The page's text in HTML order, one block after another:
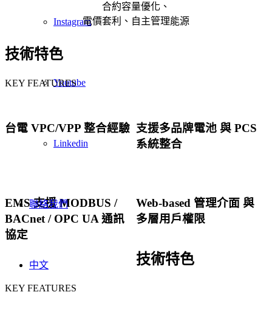
Instagram
Youtube
Linkedin
聯絡我們
中文
合約容量優化、
電價套利、自主管理能源
技術特色
KEY FEATURES
台電 VPC/VPP 整合經驗 支援多品牌電池 與 PCS
系統整合
EMS 支援 MODBUS /
BACnet / OPC UA 通訊
協定
Web-based 管理介面 與
多層用戶權限
技術特色
KEY FEATURES